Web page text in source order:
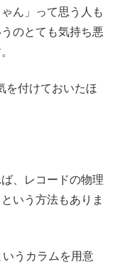
ん」って思う人も
のとても気持ち悪
を付けておいたほ
、レコードの物理
いう方法もありま
うカラムを用意